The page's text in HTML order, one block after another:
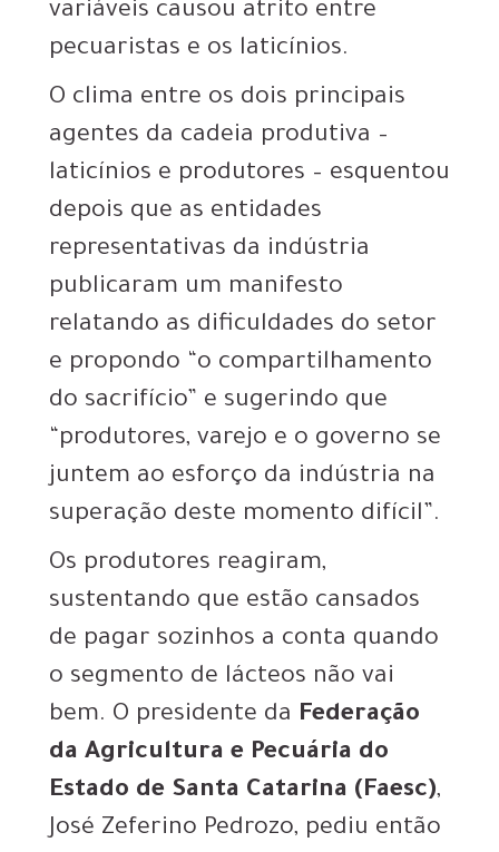
variáveis causou atrito entre
pecuaristas e os laticínios.
O clima entre os dois principais
agentes da cadeia produtiva –
laticínios e produtores – esquentou
depois que as entidades
representativas da indústria
publicaram um manifesto
relatando as dificuldades do setor
e propondo “o compartilhamento
do sacrifício” e sugerindo que
“produtores, varejo e o governo se
juntem ao esforço da indústria na
superação deste momento difícil”.
Os produtores reagiram,
sustentando que estão cansados
de pagar sozinhos a conta quando
o segmento de lácteos não vai
bem. O presidente da Federação
da Agricultura e Pecuária do
Estado de Santa Catarina (Faesc),
José Zeferino Pedrozo, pediu então